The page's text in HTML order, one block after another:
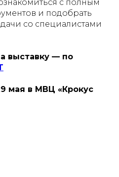
с полным
и подобрать
со специалистами
выставку — по
мая в МВЦ «Крокус